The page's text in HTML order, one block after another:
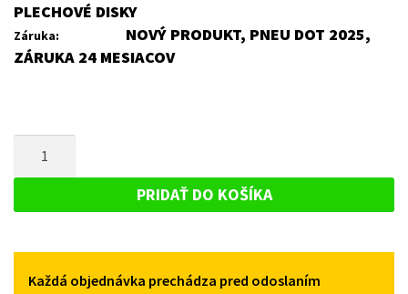
PLECHOVÉ DISKY
Záruka:
NOVÝ PRODUKT, PNEU DOT 2025,
ZÁRUKA 24 MESIACOV
PRE
VAN
PRIDAŤ DO KOŠÍKA
Každá objednávka prechádza pred odoslaním